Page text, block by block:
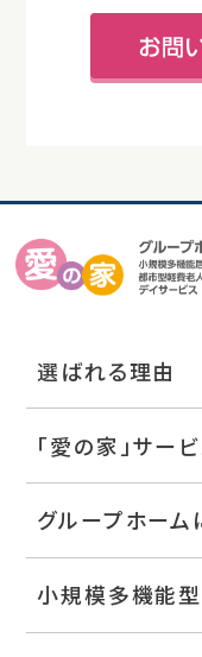
選ばれる理由
「愛の家」サー
グループホーム
小規模多機能